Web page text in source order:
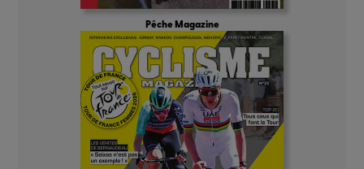
Pêche Magazine